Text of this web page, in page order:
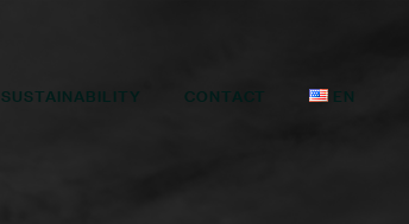
SUSTAINABILITY CONTACT EN